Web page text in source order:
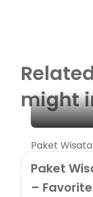
might
Paket
Paket
– Favorite